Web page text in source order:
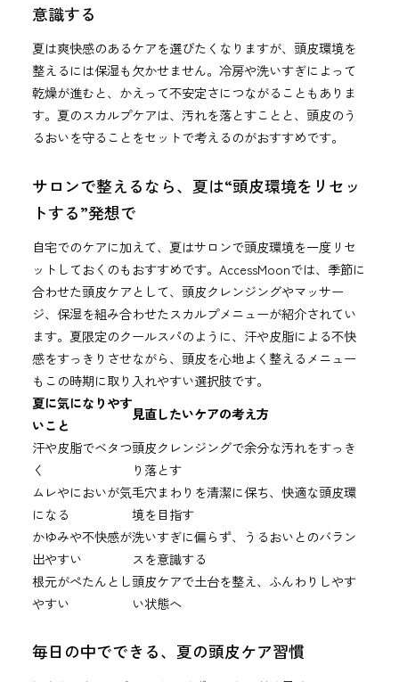
意識する
夏は爽快感のあるケアを選びたくなりますが、頭皮環境を
整えるには保湿も欠かせません。冷房や洗いすぎによって
乾燥が進むと、かえって不安定さにつながることもありま
す。夏のスカルプケアは、汚れを落とすことと、頭皮のう
るおいを守ることをセットで考えるのがおすすめです。
サロンで整えるなら、夏は“頭皮環境をリセッ
トする”発想で
自宅でのケアに加えて、夏はサロンで頭皮環境を一度リセ
ットしておくのもおすすめです。AccessMoonでは、季節に
合わせた頭皮ケアとして、頭皮クレンジングやマッサー
ジ、保湿を組み合わせたスカルプメニューが紹介されてい
ます。夏限定のクールスパのように、汗や皮脂による不快
感をすっきりさせながら、頭皮を心地よく整えるメニュー
もこの時期に取り入れやすい選択肢です。
夏に気になりやす
いこと
見直したいケアの考え方
汗や皮脂でベタつ
く
頭皮クレンジングで余分な汚れをすっき
り落とす
ムレやにおいが気
になる
毛穴まわりを清潔に保ち、快適な頭皮環
境を目指す
かゆみや不快感が
出やすい
洗いすぎに偏らず、うるおいとのバラン
スを意識する
根元がぺたんとし
やすい
頭皮ケアで土台を整え、ふんわりしやす
い状態へ
毎日の中でできる、夏の頭皮ケア習慣